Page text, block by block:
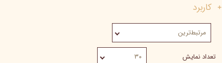
کاربرد
مرتبط‌ترین
تعداد نمایش ۳۰